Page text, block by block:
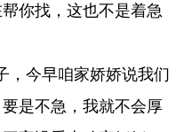
你找，这也不是着急
今早咱家娇娇说我们
是不急，我就不会厚